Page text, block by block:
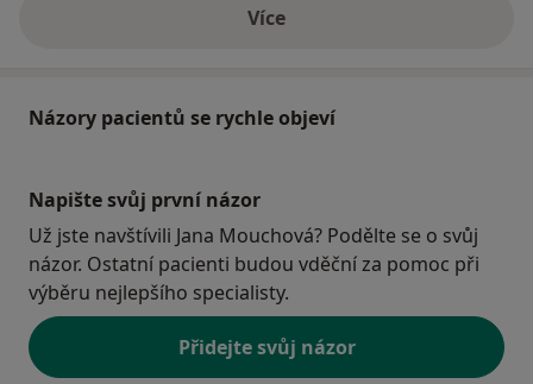
Víceo adrese
Názory pacientů se rychle objeví
Napište svůj první názor
Už jste navštívili Jana Mouchová? Podělte se o svůj
názor. Ostatní pacienti budou vděční za pomoc při
výběru nejlepšího specialisty.
Přidejte svůj názor